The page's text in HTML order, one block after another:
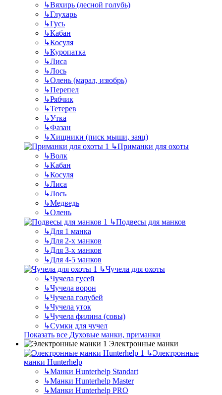
↳Вяхирь (лесной голубь)
↳Глухарь
↳Гусь
↳Кабан
↳Косуля
↳Куропатка
↳Лиса
↳Лось
↳Олень (марал, изюбрь)
↳Перепел
↳Рябчик
↳Тетерев
↳Утка
↳Фазан
↳Хищники (писк мыши, заяц)
↳Приманки для охоты
↳Волк
↳Кабан
↳Косуля
↳Лиса
↳Лось
↳Медведь
↳Олень
↳Подвесы для манков
↳Для 1 манка
↳Для 2-х манков
↳Для 3-х манков
↳Для 4-5 манков
↳Чучела для охоты
↳Чучела гусей
↳Чучела ворон
↳Чучела голубей
↳Чучела уток
↳Чучела филина (совы)
↳Сумки для чучел
Показать все Духовые манки, приманки
Электронные манки
↳Электронные
манки Hunterhelp
↳Манки Hunterhelp Standart
↳Манки Hunterhelp Master
↳Манки Hunterhelp PRO